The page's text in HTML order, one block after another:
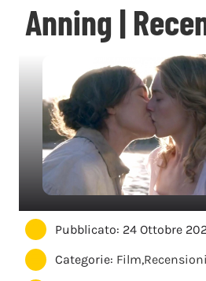
Anning |
Pubblicato: 24 Ottobre
Categorie: Film,Recensioni